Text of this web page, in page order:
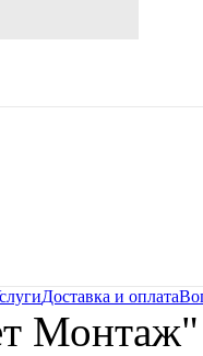
Доставка и оплата
Монтаж"